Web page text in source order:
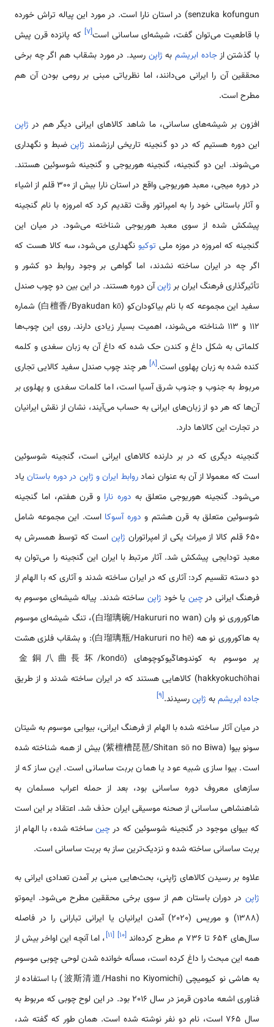
senzuka kofungun) در استان نارا است. در مورد این پیاله تراش خورده
با قاطعیت می‌توان گفت، شیشه‌ای ساسانی است[۷] که پانزده قرن پیش
با گذشتن ازجاده ابریشمبه ژاپن رسید. در مورد بشقاب هم اگر چه برخی
محققین آن را ایرانی می‌دانند، اما نظریاتی مبنی بر رومی بودن آن هم
مطرح است.
افزون بر شیشه‌های ساسانی، ما شاهد کالاهای ایرانی دیگر هم در ژاپن
این دوره هستیم که در دو گنجینه تاریخی ارزشمند ژاپنضبط و نگهداری
می‌شوند. این دو گنجینه، گنجینه هوریوجی و گنجینه شوسوئین هستند.
در دوره میجی، معبد هوریوجی واقع در استان نارا بیش از 300 قلم از اشیاء
و آثار باستانی خود را به امپراتور وقت تقدیم کرد که امروزه با نام گنجینه
پیشکش شده از سوی معبد هوریوجی شناخته می‌شود. در میان این
گنجینه که امروزه در موزه ملی توکیو نگهداری می‌شود، سه کالا هست که
اگر چه در ایران ساخته نشدند، اما گواهی بر وجود روابط دو کشور و
تأثیرگذاری فرهنگ ایران برژاپنآن دوره هستند. در این بین دو چوب صندل
سفید این مجموعه که با نام بیاکودان‌کو (白檀香/Byakudan kō) شماره
112 و 113 شناخته می‌شوند، اهمیت بسیار زیادی دارند. روی این چوب‌ها
کلماتی به شکل داغ و کندن حک شده که داغ آن به زبان سغدی و کلمه
کنده شده به زبان پهلوی است.[۸] هر چند چوب صندل سفید کالایی تجاری
مربوط به جنوب و جنوب شرق آسیا است، اما کلمات سغدی و پهلوی بر
آن‌ها که هر دو از زبان‌های ایرانی به حساب می‌آیند، نشان از نقش ایرانیان
در تجارت این کالاها دارد.
گنجینه دیگری که در بر دارنده کالاهای ایرانی است، گنجینه شوسوئین
است که معمولا از آن به عنوان نمادروابط ایران و ژاپن در دوره باستانیاد
می‌شود. گنجینه هوریوجی متعلق به دوره نارا و قرن هفتم، اما گنجینه
شوسوئین متعلق به قرن هشتم و دوره آسوکا است. این مجموعه شامل
650 قلم کالا از میراث یکی از امپراتوران
ژاپناست که توسط همسرش به
معبد تودایجی پیشکش شد. آثار مرتبط با ایران این گنجینه را می‌توان به
دو دسته تقسیم کرد: آثاری که در ایران ساخته شدند و آثاری که با الهام از
فرهنگ ایرانی درچین یا خود ژاپن ساخته شدند. پیاله شیشه‌ای موسوم به
هاکوروری‌ نو وان (白瑠璃碗/Hakururi no wan)، تنگ شیشه‌ای موسوم
به هاکوروری نو هه (白瑠璃瓶/Hakururi no hē): و بشقاب فلزی هشت
پر موسوم به کوندوهاکّیوکوچوهای (金銅八曲長坏/kondō
hakkyokuchōhai) کالاهایی هستند که در ایران ساخته شدند و از طریق
جاده ابریشمبه ژاپنرسیدند.[۹]
در میان آثار ساخته شده با الهام از فرهنگ ایرانی، بیوایی موسوم به شیتان
سونو بیوا (紫檀槽琵琶/Shitan sō no Biwa) بیش از همه شناخته شده
است. بیوا سازی شبیه عود یا همان بربت ساسانی است. این ساز که از
سازهای معروف دوره ساسانی بود، بعد از حمله اعراب مسلمان به
شاهنشاهی ساسانی از صحنه موسیقی ایران حذف شد. اعتقاد بر این است
که بیوای موجود در گنجینه شوسوئین که درچین ساخته شده، با الهام از
بربت ساسانی ساخته شده و نزدیک‌ترین ساز به بربت ساسانی است.
علاوه بر رسیدن کالاهای ژاپنی، بحث‌هایی مبنی بر آمدن تعدادی ایرانی به
ژاپن در دوران باستان هم از سوی برخی محققین مطرح می‌شود. ایموتو
(1388) و موریس (2020) آمدن ایرانیان یا ایرانی تبارانی را در فاصله
سال‌های 654 تا 736 م مطرح کرده‌اند
[۱۰]
[۱۱]، اما آنچه این اواخر بیش از
همه این مبحث را داغ کرده است، مسأله خوانده شدن لوحی چوبی موسوم
به هاشی نو کیومیچی (波斯清道/Hashi no Kiyomichi) با استفاده از
فناوری اشعه مادون قرمز در سال 2016 بود. در این لوح چوبی که مربوط به
سال 765 است، نام دو نفر نوشته شده است. همان طور که گفته شد،